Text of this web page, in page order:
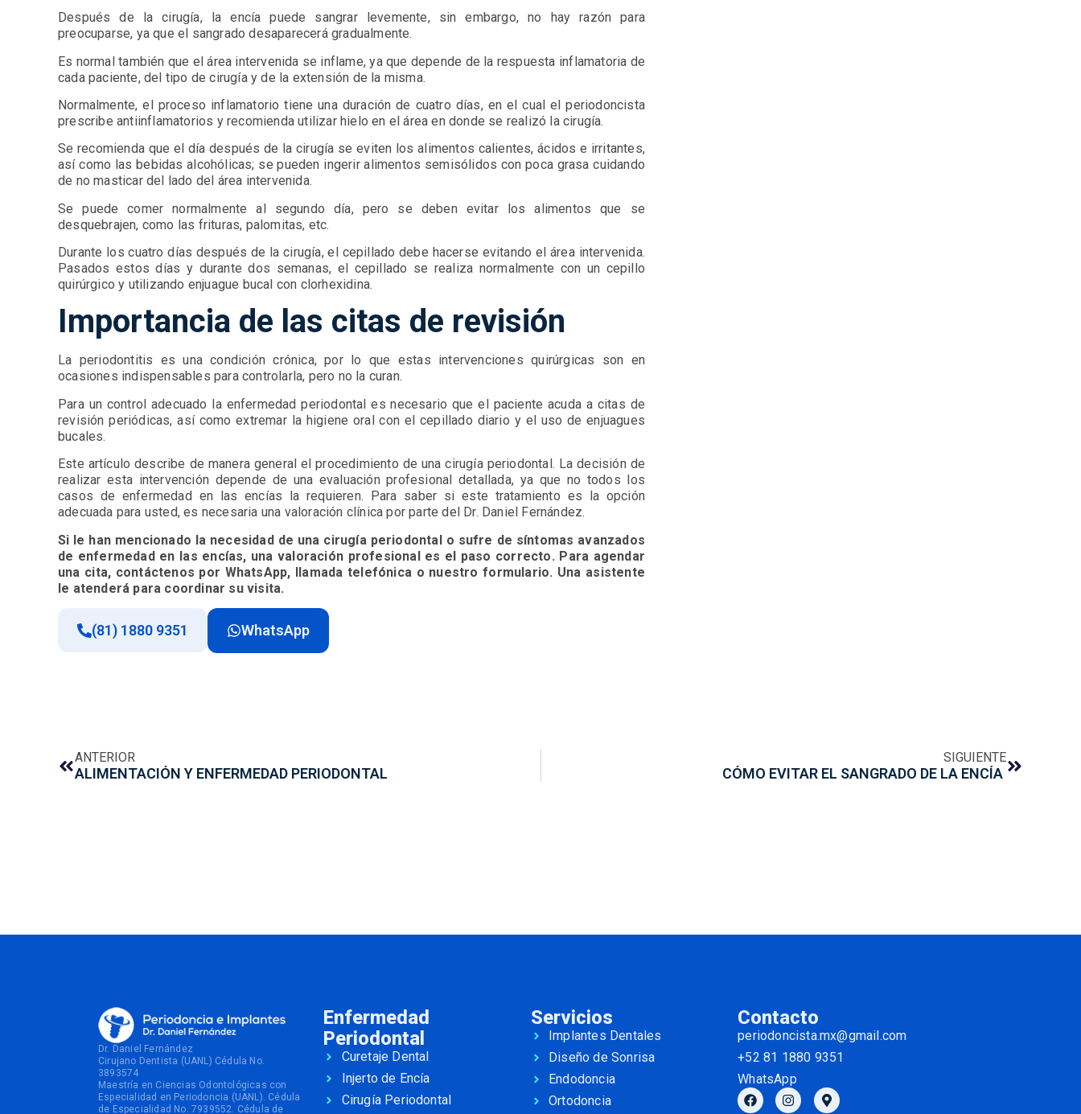
Después de la cirugía, la encía puede sangrar levemente, sin embargo, no hay razón para
preocuparse, ya que el sangrado desaparecerá gradualmente.
Es normal también que el área intervenida se inflame, ya que depende de la respuesta inflamatoria de
cada paciente, del tipo de cirugía y de la extensión de la misma.
Normalmente, el proceso inflamatorio tiene una duración de cuatro días, en el cual el periodoncista
prescribe antiinflamatorios y recomienda utilizar hielo en el área en donde se realizó la cirugía.
Se recomienda que el día después de la cirugía se eviten los alimentos calientes, ácidos e irritantes,
así como las bebidas alcohólicas; se pueden ingerir alimentos semisólidos con poca grasa cuidando
de no masticar del lado del área intervenida.
Se puede comer normalmente al segundo día, pero se deben evitar los alimentos que se
desquebrajen, como las frituras, palomitas, etc.
Durante los cuatro días después de la cirugía, el cepillado debe hacerse evitando el área intervenida.
Pasados estos días y durante dos semanas, el cepillado se realiza normalmente con un cepillo
quirúrgico y utilizando enjuague bucal con clorhexidina.
Importancia de las citas de revisión
La periodontitis es una condición crónica, por lo que estas intervenciones quirúrgicas son en
ocasiones indispensables para controlarla, pero no la curan.
Para un control adecuado la enfermedad periodontal es necesario que el paciente acuda a citas de
revisión periódicas, así como extremar la higiene oral con el cepillado diario y el uso de enjuagues
bucales.
Este artículo describe de manera general el procedimiento de una cirugía periodontal. La decisión de
realizar esta intervención depende de una evaluación profesional detallada, ya que no todos los
casos de enfermedad en las encías la requieren. Para saber si este tratamiento es la opción
adecuada para usted, es necesaria una valoración clínica por parte del Dr. Daniel Fernández.
Si le han mencionado la necesidad de una cirugía periodontal o sufre de síntomas avanzados
de enfermedad en las encías, una valoración profesional es el paso correcto. Para agendar
una cita, contáctenos por WhatsApp, llamada telefónica o nuestro formulario. Una asistente
le atenderá para coordinar su visita.
(81) 1880 9351 WhatsApp
ANTERIOR
ALIMENTACIÓN Y ENFERMEDAD PERIODONTAL
SIGUIENTE
CÓMO EVITAR EL SANGRADO DE LA ENCÍA
Dr. Daniel Fernández
Cirujano Dentista (UANL) Cédula No.
3893574
Maestría en Ciencias Odontológicas con
Especialidad en Periodoncia (UANL). Cédula
de Especialidad No. 7939552. Cédula de
Enfermedad
Periodontal
Curetaje Dental
Injerto de Encía
Cirugía Periodontal
Servicios
Implantes Dentales
Diseño de Sonrisa
Endodoncia
Ortodoncia
Contacto
periodoncista.mx@gmail.com
+52 81 1880 9351
WhatsApp